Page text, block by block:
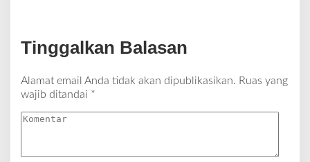
Tinggalkan Balasan
Alamat email Anda tidak akan dipublikasikan. Ruas yang
wajib ditandai *